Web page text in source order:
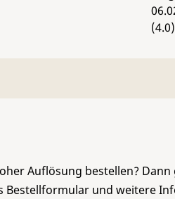
(4.0)
Auflösung bestellen?
Bestellformular und weitere